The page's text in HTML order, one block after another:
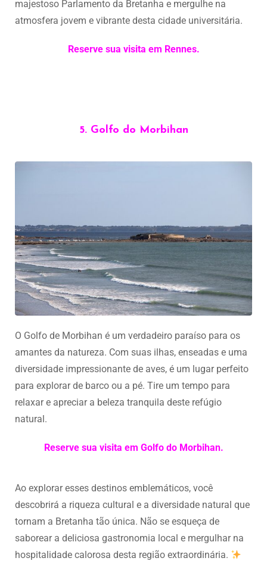
majestoso Parlamento da Bretanha e mergulhe na
atmosfera jovem e vibrante desta cidade universitária.
Reserve sua visita em Rennes.
5. Golfo do Morbihan
O Golfo de Morbihan é um verdadeiro paraíso para os
amantes da natureza. Com suas ilhas, enseadas e uma
diversidade impressionante de aves, é um lugar perfeito
para explorar de barco ou a pé. Tire um tempo para
relaxar e apreciar a beleza tranquila deste refúgio
natural.
Reserve sua visita em Golfo do Morbihan.
Ao explorar esses destinos emblemáticos, você
descobrirá a riqueza cultural e a diversidade natural que
tornam a Bretanha tão única. Não se esqueça de
saborear a deliciosa gastronomia local e mergulhar na
hospitalidade calorosa desta região extraordinária.